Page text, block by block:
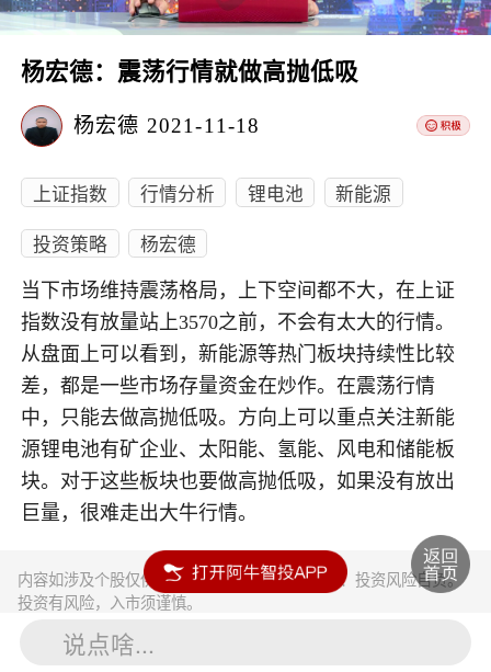
杨宏德：震荡行情就做高抛低吸
杨宏德 2021-11-18
上证指数 行情分析 锂电池
新能源
投资策略
杨宏德
当下市场维持震荡格局，上下空间都不大，在上证
指数没有放量站上3570之前，不会有太大的行情。
从盘面上可以看到，新能源等热门板块持续性比较
差，都是一些市场存量资金在炒作。在震荡行情
中，只能去做高抛低吸。方向上可以重点关注新能
源锂电池有矿企业、太阳能、氢能、风电和储能板
块。对于这些板块也要做高抛低吸，如果没有放出
巨量，很难走出大牛行情。
内容如涉及个股仅供参考，不构成任何投资建议！投资风险自负。
投资有风险，入市须谨慎。
说点啥...